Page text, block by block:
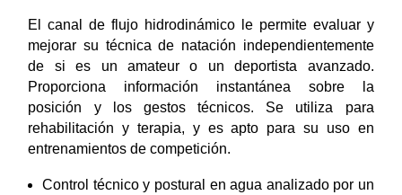
El canal de flujo hidrodinámico le permite evaluar y
mejorar su técnica de natación independientemente
de si es un amateur o un deportista avanzado.
Proporciona información instantánea sobre la
posición y los gestos técnicos. Se utiliza para
rehabilitación y terapia, y es apto para su uso en
entrenamientos de competición.
Control técnico y postural en agua analizado por un